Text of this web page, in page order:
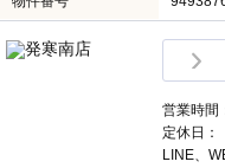
営業時
定休日：
LINE、